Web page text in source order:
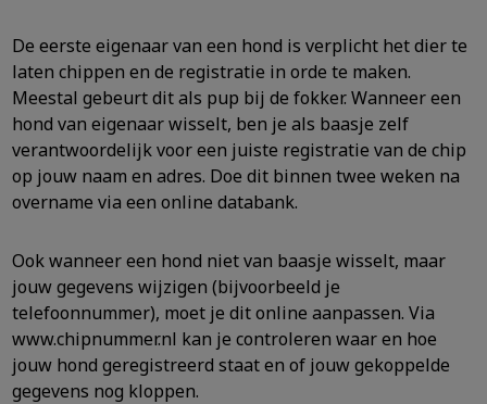
De eerste eigenaar van een hond is verplicht het dier te
laten chippen en de registratie in orde te maken.
Meestal gebeurt dit als pup bij de fokker. Wanneer een
hond van eigenaar wisselt, ben je als baasje zelf
verantwoordelijk voor een juiste registratie van de chip
op jouw naam en adres. Doe dit binnen twee weken na
overname via een online databank.
Ook wanneer een hond niet van baasje wisselt, maar
jouw gegevens wijzigen (bijvoorbeeld je
telefoonnummer), moet je dit online aanpassen. Via
www.chipnummer.nl kan je controleren waar en hoe
jouw hond geregistreerd staat en of jouw gekoppelde
gegevens nog kloppen.